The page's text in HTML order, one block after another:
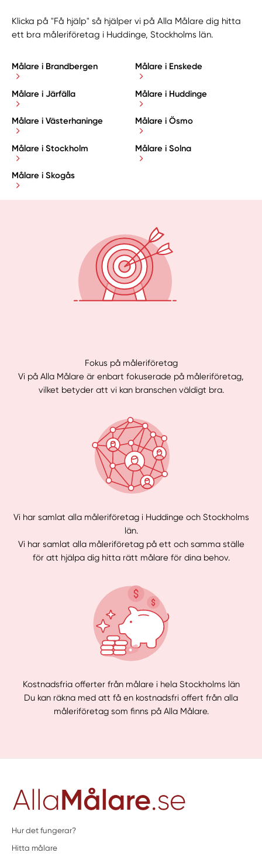
Klicka på "Få hjälp" så hjälper vi på Alla Målare dig hitta
ett bra måleriföretag i Huddinge, Stockholms län.
Målare i Brandbergen Målare i Enskede
Målare i Järfälla Målare i Huddinge
Målare i Västerhaninge Målare i Ösmo
Målare i Stockholm Målare i Solna
Målare i Skogås
Fokus på måleriföretag
Vi på Alla Målare är enbart fokuserade på måleriföretag,
vilket betyder att vi kan branschen väldigt bra.
Vi har samlat alla måleriföretag i Huddinge och Stockholms
län.
Vi har samlat alla måleriföretag på ett och samma ställe
för att hjälpa dig hitta rätt målare för dina behov.
Kostnadsfria offerter från målare i hela Stockholms län
Du kan räkna med att få en kostnadsfri offert från alla
måleriföretag som finns på Alla Målare.
Hur det fungerar?
Hitta målare